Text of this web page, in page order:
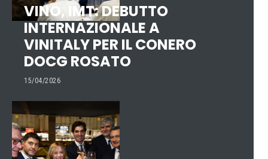
VINO, IMT: DEBUTTO
INTERNAZIONALE A
VINITALY PER IL CONERO
DOCG ROSATO
15/04/2026